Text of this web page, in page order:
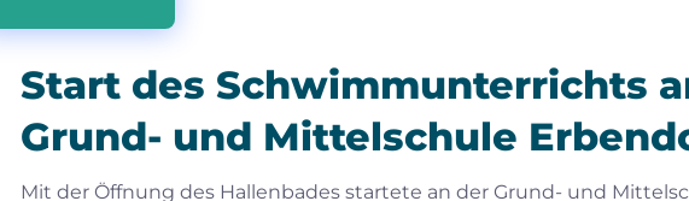
Start des Schwimmunterrichts
Grund- und Mittelschule
Mit der Öffnung des Hallenbades startete an der Grund- und